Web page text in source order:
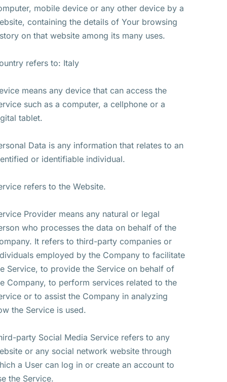
mobile device or any other device by a
containing the details of Your browsing
on that website among its many uses.
refers to: Italy
means any device that can access the
such as a computer, a cellphone or a
tablet.
Data is any information that relates to an
or identifiable individual.
refers to the Website.
Provider means any natural or legal
who processes the data on behalf of the
It refers to third-party companies or
employed by the Company to facilitate
Service, to provide the Service on behalf of
Company, to perform services related to the
or to assist the Company in analyzing
the Service is used.
party Social Media Service refers to any
or any social network website through
a User can log in or create an account to
the Service.